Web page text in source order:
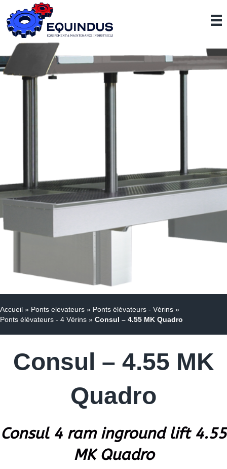
Accueil » Ponts elevateurs » Ponts élévateurs - Vérins »
Ponts élévateurs - 4 Vérins » Consul – 4.55 MK Quadro
Consul – 4.55 MK
Quadro
Consul 4 ram inground lift 4.55
MK Quadro